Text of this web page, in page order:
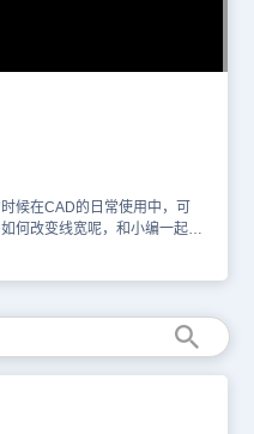
候在CAD的日常使用中，可
何改变线宽呢，和小编一起看
，输入PE回车，W回车，
据宽度自行调整，以上指令完
：选中线段，右键，特性，
5000，则线段就变宽了。 以
，更多的设置细节还要大家学